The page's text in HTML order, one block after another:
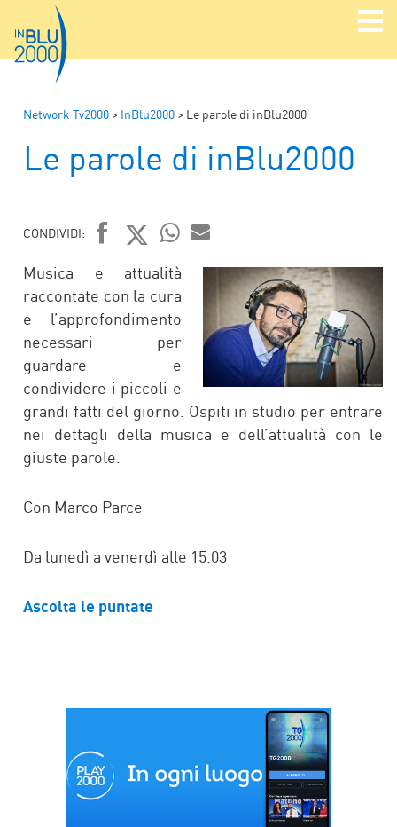
Network Tv2000 > InBlu2000 > Le parole di inBlu2000
Le parole di inBlu2000
CONDIVIDI:
FACEBOOK
TWITTER
WHATSAPP
MAIL
Musica e attualità
raccontate con la cura
e l’approfondimento
necessari per
guardare e
condividere i piccoli e
grandi fatti del giorno. Ospiti in studio per entrare
nei dettagli della musica e dell’attualità con le
giuste parole.
Con Marco Parce
Da lunedì a venerdì alle 15.03
Ascolta le puntate